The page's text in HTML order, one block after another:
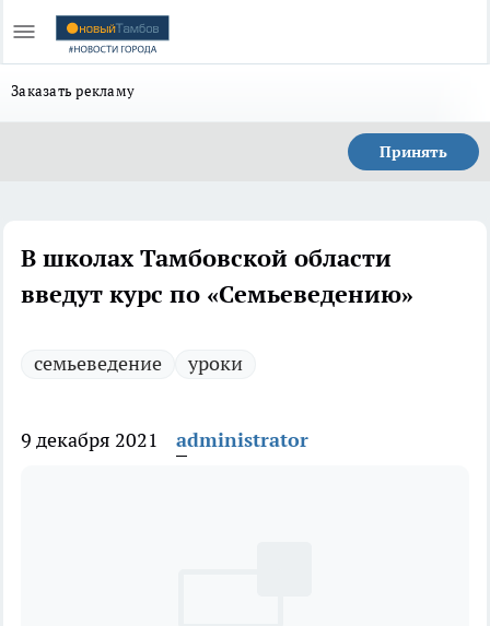
Заказать рекламу
Принять
В школах Тамбовской области
введут курс по «Семьеведению»
семьеведение уроки
9 декабря 2021 administrator